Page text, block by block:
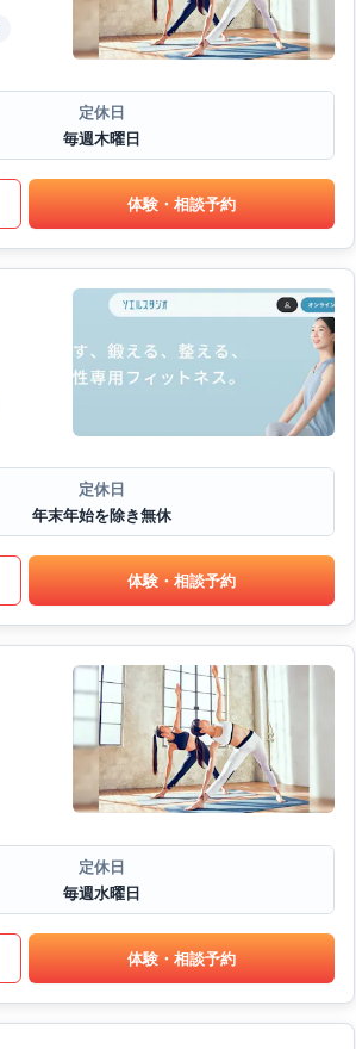
定休日
毎週木曜日
体験・相談予約
定休日
年末年始を除き無休
体験・相談予約
定休日
毎週水曜日
体験・相談予約